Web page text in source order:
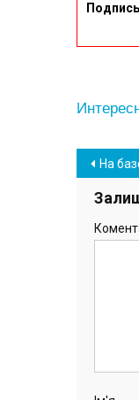
На базе отдыха